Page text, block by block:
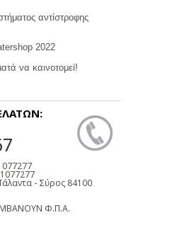
αντίστροφης
2022
να καινοτομεί!
- Σύρος 84100
Φ.Π.Α.